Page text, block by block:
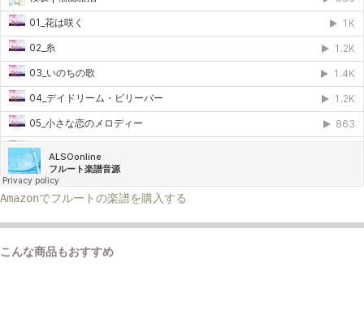
Amazonでフルートの楽譜を購入する
こんな商品もおすすめ